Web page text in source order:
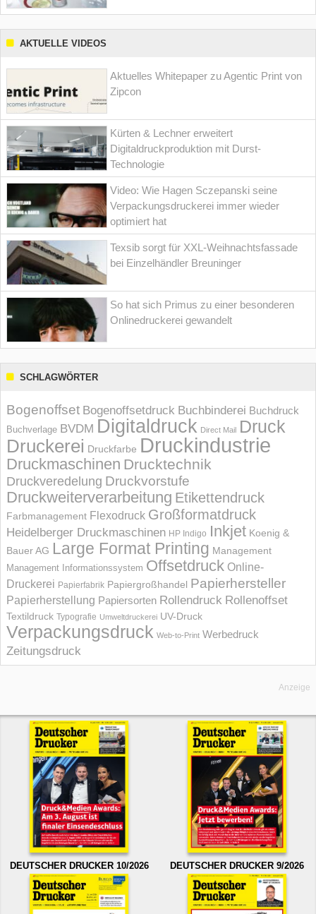
AKTUELLE VIDEOS
Aktuelles Whitepaper zu Agentic Print von
Zipcon
Kürten & Lechner erweitert
Digitaldruckproduktion mit Durst-
Technologie
Video: Wie Hagen Sczepanski seine
Verpackungsdruckerei immer wieder
optimiert hat
Texsib sorgt für XXL-Weihnachtsfassade
bei Einzelhändler Breuninger
So hat sich Primus zu einer besonderen
Onlinedruckerei gewandelt
SCHLAGWÖRTER
Bogenoffset Bogenoffsetdruck Buchbinderei Buchdruck
Buchverlage BVDM Digitaldruck Direct Mail Druck
Druckerei Druckfarbe Druckindustrie
Druckmaschinen Drucktechnik
Druckveredelung Druckvorstufe
Druckweiterverarbeitung Etikettendruck
Farbmanagement Flexodruck Großformatdruck
Heidelberger Druckmaschinen HP Indigo Inkjet Koenig &
Bauer AG Large Format Printing Management
Management Informations­system Offsetdruck Online-
Druckerei Papierfabrik Papiergroßhandel Papierhersteller
Papierherstellung Papiersorten Rollendruck Rollenoffset
Textildruck Typografie Umweltdruckerei UV-Druck
Verpackungsdruck Web-to-Print Werbedruck
Zeitungsdruck
Anzeige
DEUTSCHER DRUCKER 10/2026 DEUTSCHER DRUCKER 9/2026